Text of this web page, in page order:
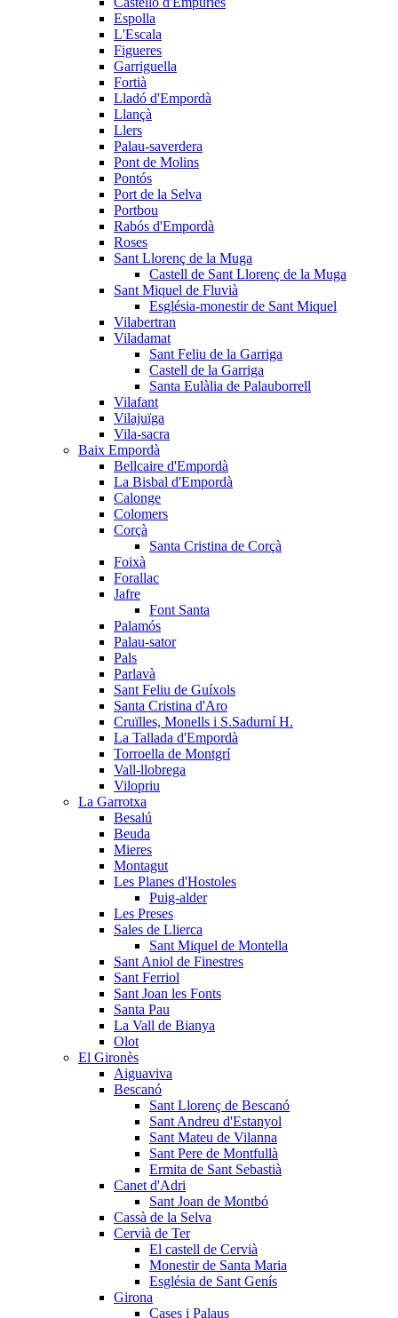
Espolla
L'Escala
Figueres
Garriguella
Fortià
Lladó d'Empordà
Llançà
Llers
Palau-saverdera
Pont de Molins
Pontós
Port de la Selva
Portbou
Rabós d'Empordà
Roses
Sant Llorenç de la Muga
Castell de Sant Llorenç de la Muga
Sant Miquel de Fluvià
Església-monestir de Sant Miquel
Vilabertran
Viladamat
Sant Feliu de la Garriga
Castell de la Garriga
Santa Eulàlia de Palauborrell
Vilafant
Vilajuïga
Vila-sacra
Baix Empordà
Bellcaire d'Empordà
La Bisbal d'Empordà
Calonge
Colomers
Corçà
Santa Cristina de Corçà
Foixà
Forallac
Jafre
Font Santa
Palamós
Palau-sator
Pals
Parlavà
Sant Feliu de Guíxols
Santa Cristina d'Aro
Cruïlles, Monells i S.Sadurní H.
La Tallada d'Empordà
Torroella de Montgrí
Vall-llobrega
Vilopriu
La Garrotxa
Besalú
Beuda
Mieres
Montagut
Les Planes d'Hostoles
Puig-alder
Les Preses
Sales de Llierca
Sant Miquel de Montella
Sant Aniol de Finestres
Sant Ferriol
Sant Joan les Fonts
Santa Pau
La Vall de Bianya
Olot
El Gironès
Aiguaviva
Bescanó
Sant Llorenç de Bescanó
Sant Andreu d'Estanyol
Sant Mateu de Vilanna
Sant Pere de Montfullà
Ermita de Sant Sebastià
Canet d'Adri
Sant Joan de Montbó
Cassà de la Selva
Cervià de Ter
El castell de Cervià
Monestir de Santa Maria
Església de Sant Genís
Girona
Cases i Palaus